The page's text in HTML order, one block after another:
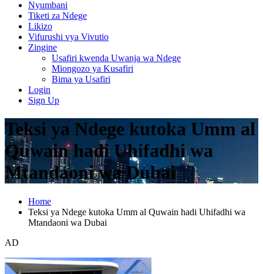
Nyumbani
Tiketi za Ndege
Likizo
Vifurushi vya Vivutio
Zingine
Usafiri kwenda Uwanja wa Ndege
Miongozo ya Kusafiri
Bima ya Usafiri
Login
Sign Up
Teksi ya Ndege kutoka Umm al
Quwain hadi Uhifadhi wa
Mtandaoni wa Dubai
Home
Teksi ya Ndege kutoka Umm al Quwain hadi Uhifadhi wa
Mtandaoni wa Dubai
AD